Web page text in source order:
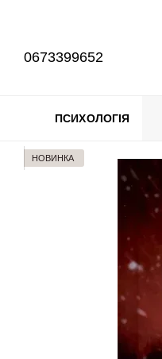
0673399652
ПСИХОЛОГІЯ
НОВИНКА